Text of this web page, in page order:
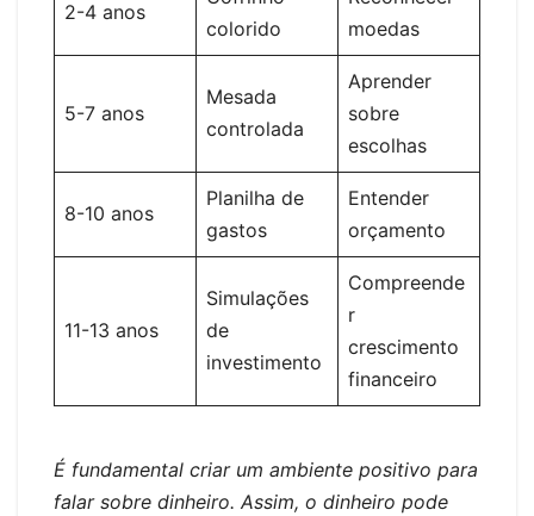
2-4 anos
colorido
moedas
5-7 anos
Mesada
controlada
Aprender
sobre
escolhas
8-10 anos
Planilha de
gastos
Entender
orçamento
11-13 anos
Simulações
de
investimento
Compreende
r
crescimento
financeiro
É fundamental criar um ambiente positivo para
falar sobre dinheiro. Assim, o dinheiro pode